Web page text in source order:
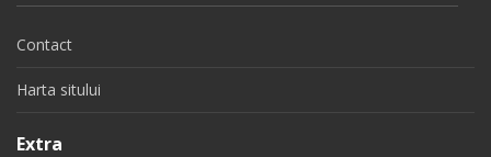
Contact
Harta sitului
Extra